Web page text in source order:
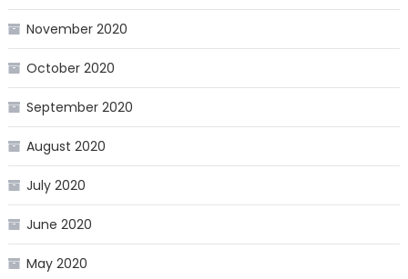
November 2020
October 2020
September 2020
August 2020
July 2020
June 2020
May 2020